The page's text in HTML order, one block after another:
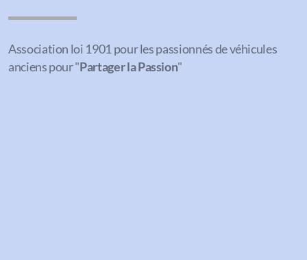
Association loi 1901 pour les passionnés de véhicules
anciens pour "Partager la Passion"